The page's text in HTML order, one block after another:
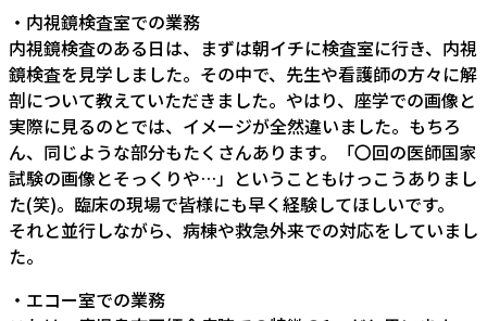
・内視鏡検査室での業務
内視鏡検査のある日は、まずは朝イチに検査室に行き、内視
鏡検査を見学しました。その中で、先生や看護師の方々に解
剖について教えていただきました。やはり、座学での画像と
実際に見るのとでは、イメージが全然違いました。もちろ
ん、同じような部分もたくさんあります。「〇回の医師国家
試験の画像とそっくりや…」ということもけっこうありまし
た(笑)。臨床の現場で皆様にも早く経験してほしいです。
それと並行しながら、病棟や救急外来での対応をしていまし
た。
・エコー室での業務